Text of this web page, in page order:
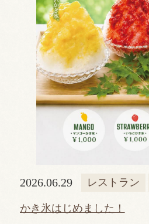
2026.06.29 レストラン
かき氷はじめました！